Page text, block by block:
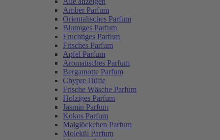
Amber Parfum
Orientalisches Parfum
Blumiges Parfum
Fruchtiges Parfum
Frisches Parfum
Apfel Parfum
Aromatisches Parfum
Bergamotte Parfum
Chypre Düfte
Frische Wäsche Parfum
Holziges Parfum
Jasmin Parfum
Kokos Parfum
Maiglöckchen Parfum
Molekül Parfum